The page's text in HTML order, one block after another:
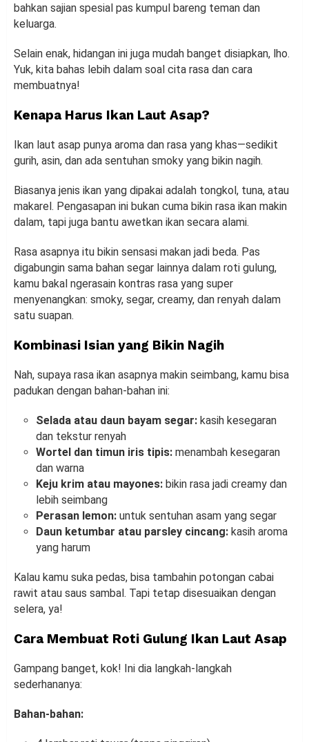
bahkan sajian spesial pas kumpul bareng teman dan
keluarga.
Selain enak, hidangan ini juga mudah banget disiapkan, lho.
Yuk, kita bahas lebih dalam soal cita rasa dan cara
membuatnya!
Kenapa Harus Ikan Laut Asap?
Ikan laut asap punya aroma dan rasa yang khas—sedikit
gurih, asin, dan ada sentuhan smoky yang bikin nagih.
Biasanya jenis ikan yang dipakai adalah tongkol, tuna, atau
makarel. Pengasapan ini bukan cuma bikin rasa ikan makin
dalam, tapi juga bantu awetkan ikan secara alami.
Rasa asapnya itu bikin sensasi makan jadi beda. Pas
digabungin sama bahan segar lainnya dalam roti gulung,
kamu bakal ngerasain kontras rasa yang super
menyenangkan: smoky, segar, creamy, dan renyah dalam
satu suapan.
Kombinasi Isian yang Bikin Nagih
Nah, supaya rasa ikan asapnya makin seimbang, kamu bisa
padukan dengan bahan-bahan ini:
Selada atau daun bayam segar: kasih kesegaran
dan tekstur renyah
Wortel dan timun iris tipis: menambah kesegaran
dan warna
Keju krim atau mayones: bikin rasa jadi creamy dan
lebih seimbang
Perasan lemon: untuk sentuhan asam yang segar
Daun ketumbar atau parsley cincang: kasih aroma
yang harum
Kalau kamu suka pedas, bisa tambahin potongan cabai
rawit atau saus sambal. Tapi tetap disesuaikan dengan
selera, ya!
Cara Membuat Roti Gulung Ikan Laut Asap
Gampang banget, kok! Ini dia langkah-langkah
sederhananya:
Bahan-bahan: